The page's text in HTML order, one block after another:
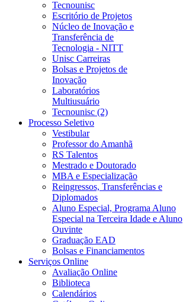
Tecnounisc
Escritório de Projetos
Núcleo de Inovação e
Transferência de
Tecnologia - NITT
Unisc Carreiras
Bolsas e Projetos de
Inovação
Laboratórios
Multiusuário
Tecnounisc (2)
Processo Seletivo
Vestibular
Professor do Amanhã
RS Talentos
Mestrado e Doutorado
MBA e Especialização
Reingressos, Transferências e
Diplomados
Aluno Especial, Programa Aluno
Especial na Terceira Idade e Aluno
Ouvinte
Graduação EAD
Bolsas e Financiamentos
Serviços Online
Avaliação Online
Biblioteca
Calendários